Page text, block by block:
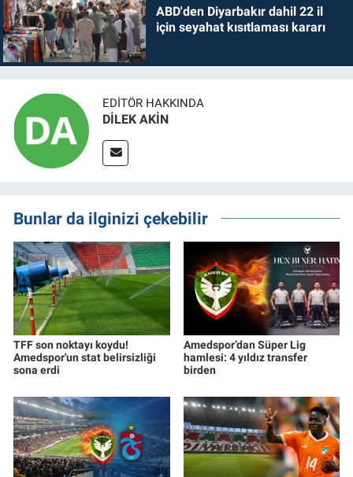
ABD'den Diyarbakır dahil 22 il
için seyahat kısıtlaması kararı
EDITÖR HAKKINDA
DİLEK AKİN
Bunlar da ilginizi çekebilir
TFF son noktayı koydu!
Amedspor'un stat belirsizliği
sona erdi
Amedspor’dan Süper Lig
hamlesi: 4 yıldız transfer
birden